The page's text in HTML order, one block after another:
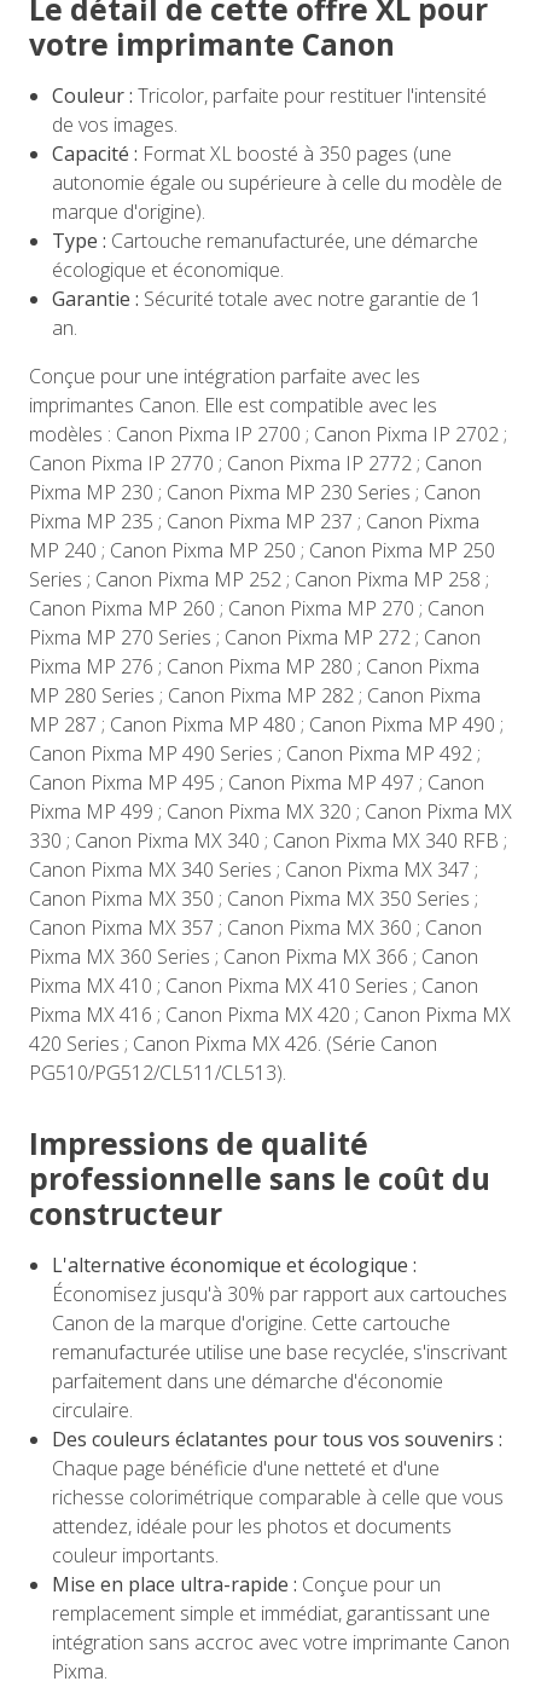
Le détail de cette offre XL pour
votre imprimante Canon
Couleur : Tricolor, parfaite pour restituer l'intensité
de vos images.
Capacité : Format XL boosté à 350 pages (une
autonomie égale ou supérieure à celle du modèle de
marque d'origine).
Type : Cartouche remanufacturée, une démarche
écologique et économique.
Garantie : Sécurité totale avec notre garantie de 1
an.
Conçue pour une intégration parfaite avec les
imprimantes Canon. Elle est compatible avec les
modèles : Canon Pixma IP 2700 ; Canon Pixma IP 2702 ;
Canon Pixma IP 2770 ; Canon Pixma IP 2772 ; Canon
Pixma MP 230 ; Canon Pixma MP 230 Series ; Canon
Pixma MP 235 ; Canon Pixma MP 237 ; Canon Pixma
MP 240 ; Canon Pixma MP 250 ; Canon Pixma MP 250
Series ; Canon Pixma MP 252 ; Canon Pixma MP 258 ;
Canon Pixma MP 260 ; Canon Pixma MP 270 ; Canon
Pixma MP 270 Series ; Canon Pixma MP 272 ; Canon
Pixma MP 276 ; Canon Pixma MP 280 ; Canon Pixma
MP 280 Series ; Canon Pixma MP 282 ; Canon Pixma
MP 287 ; Canon Pixma MP 480 ; Canon Pixma MP 490 ;
Canon Pixma MP 490 Series ; Canon Pixma MP 492 ;
Canon Pixma MP 495 ; Canon Pixma MP 497 ; Canon
Pixma MP 499 ; Canon Pixma MX 320 ; Canon Pixma MX
330 ; Canon Pixma MX 340 ; Canon Pixma MX 340 RFB ;
Canon Pixma MX 340 Series ; Canon Pixma MX 347 ;
Canon Pixma MX 350 ; Canon Pixma MX 350 Series ;
Canon Pixma MX 357 ; Canon Pixma MX 360 ; Canon
Pixma MX 360 Series ; Canon Pixma MX 366 ; Canon
Pixma MX 410 ; Canon Pixma MX 410 Series ; Canon
Pixma MX 416 ; Canon Pixma MX 420 ; Canon Pixma MX
420 Series ; Canon Pixma MX 426. (Série Canon
PG510/PG512/CL511/CL513).
Impressions de qualité
professionnelle sans le coût du
constructeur
L'alternative économique et écologique :
Économisez jusqu'à 30% par rapport aux cartouches
Canon de la marque d'origine. Cette cartouche
remanufacturée utilise une base recyclée, s'inscrivant
parfaitement dans une démarche d'économie
circulaire.
Des couleurs éclatantes pour tous vos souvenirs :
Chaque page bénéficie d'une netteté et d'une
richesse colorimétrique comparable à celle que vous
attendez, idéale pour les photos et documents
couleur importants.
Mise en place ultra-rapide : Conçue pour un
remplacement simple et immédiat, garantissant une
intégration sans accroc avec votre imprimante Canon
Pixma.